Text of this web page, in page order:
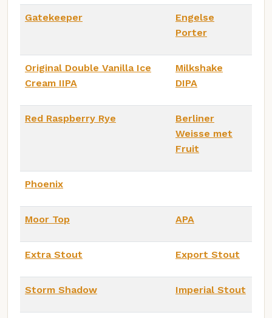
Gatekeeper
Engelse
Porter
Original Double Vanilla Ice
Cream IIPA
Milkshake
DIPA
Red Raspberry Rye
Berliner
Weisse met
Fruit
Phoenix
Moor Top APA
Extra Stout Export Stout
Storm Shadow Imperial Stout